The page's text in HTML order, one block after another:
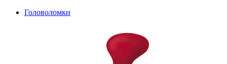
Головоломки